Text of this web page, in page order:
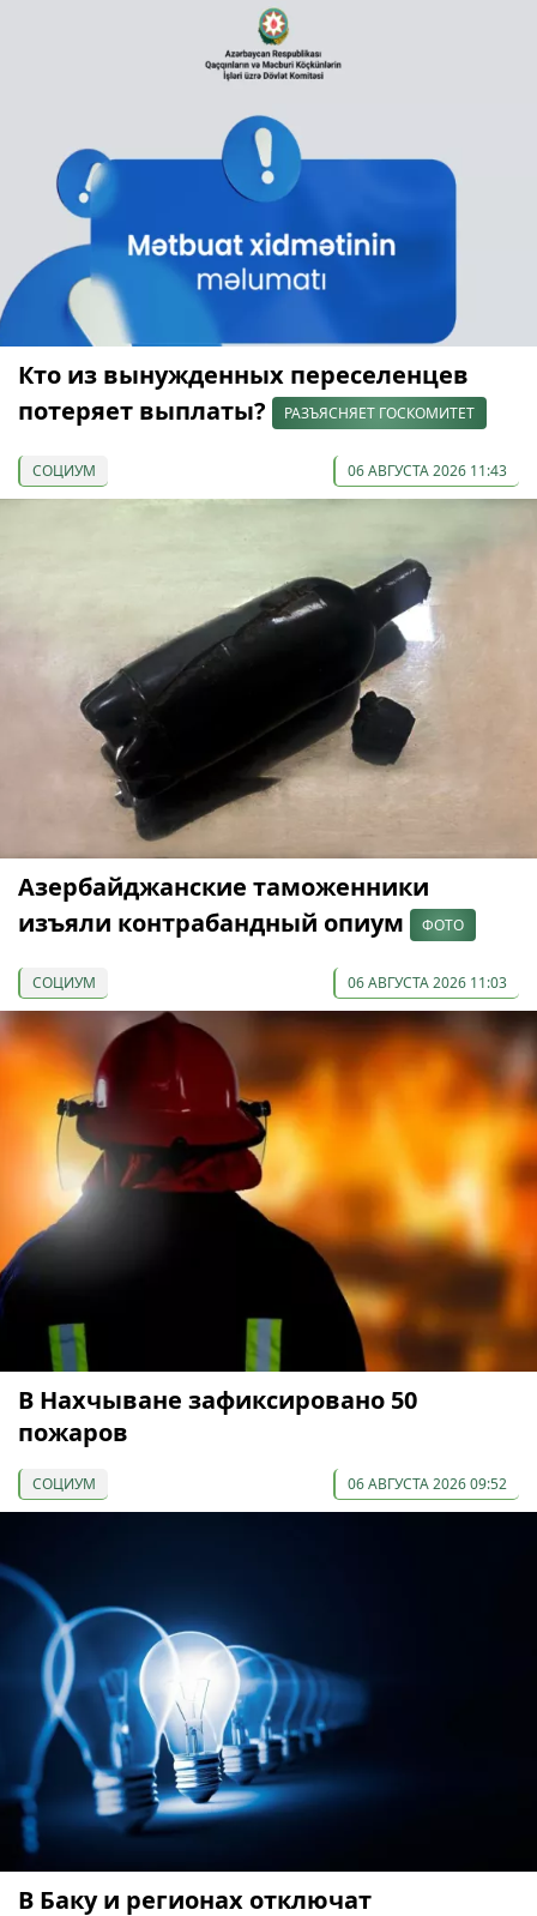
Кто из вынужденных переселенцев
потеряет выплаты?
РАЗЪЯСНЯЕТ ГОСКОМИТЕТ
СОЦИУМ 06 АВГУСТА 2026 11:43
Азербайджанские таможенники
изъяли контрабандный опиум
ФОТО
СОЦИУМ 06 АВГУСТА 2026 11:03
В Нахчыване зафиксировано 50
пожаров
СОЦИУМ 06 АВГУСТА 2026 09:52
В Баку и регионах отключат